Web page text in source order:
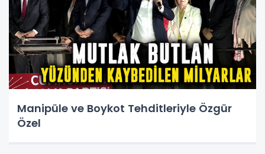
Manipüle ve Boykot Tehditleriyle Özgür
Özel